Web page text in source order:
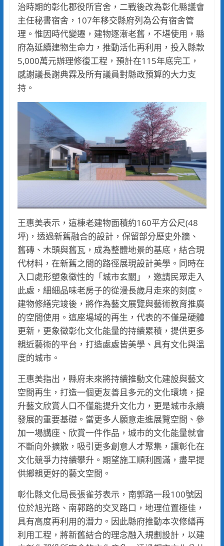
治時期的彰化郡役所官舍，二戰後改為彰化縣議會
主任秘書宿舍，107年移交縣府列為公有宿舍管
理。惟因時代變遷，建物逐漸老舊，不堪使用，縣
府為延續建物生命力，推動活化再利用，投入縣款
5,000萬元辦理修復工程，預計在115年底完工，
感謝議長謝典霖及所有議員對縣政預算的大力支
持。
王惠美表示，這棟老建物面積約160平方公尺(48
坪)，透過新舊融合的設計，保留部分歷史外牆、
舊磚、木頭與舊瓦，成為整體地景的基底，結合現
代材料，在新舊之間的路徑展現設計美學。同時在
入口處形塑象徵性的「城市玄關」，邀請民眾走入
此處，細細品味老房子的從漫長歲月走來的刻度。
建物修繕完竣後，將作為藝文展覽與藝術教育推廣
的空間使用。這座場域的再生，代表的不僅是硬體
更新，更象徵彰化文化能量的持續累積，提供更多
親近藝術的平台，打造處處皆美學、具有文化與溫
度的城市。
王惠美指出，縣府未來將持續推動文化建設與藝文
空間再生，打造一個更友善且多元的文化環境，提
升藝文欣賞人口不僅能提升文化力，更是城市永續
發展的重要基礎。當更多人願意走進展覽空間、參
加一場講座、欣賞一件作品，城市的文化能量就會
不斷向外擴散，吸引更多創意人才聚集，讓彰化在
文化競爭力持續攀升。期望施工順利圓滿，盡早提
供鄉親更好的藝文空間。
彰化縣文化局長張雀芬表示，南郭路一段100號因
位於旭光路、南郭路的交叉路口，地理位置極佳，
具有高度再利用的潛力。因此縣府推動本次修繕再
利用工程，將新舊結合的理念融入規劃設計，以建